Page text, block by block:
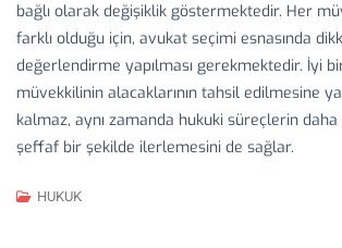
bağlı olarak değişiklik göstermektedir. Her
farklı olduğu için, avukat seçimi esnasında
değerlendirme yapılması gerekmektedir. İyi
müvekkilinin alacaklarının tahsil edilmesine
kalmaz, aynı zamanda hukuki süreçlerin
şeffaf bir şekilde ilerlemesini de sağlar.
HUKUK